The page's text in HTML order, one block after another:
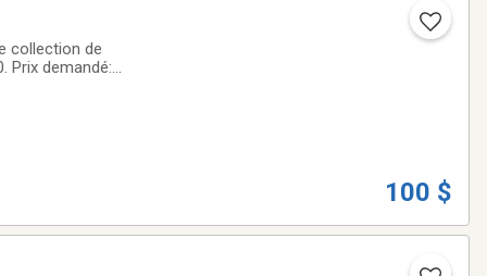
collection de
Prix demandé:
100 $